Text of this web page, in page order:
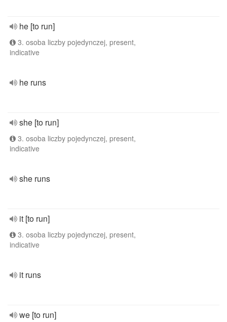
he [to run]
3. osoba liczby pojedynczej, present,
indicative
he runs
she [to run]
3. osoba liczby pojedynczej, present,
indicative
she runs
it [to run]
3. osoba liczby pojedynczej, present,
indicative
it runs
we [to run]